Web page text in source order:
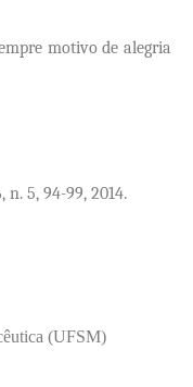
motivo de alegria
5, 94-99, 2014.
(UFSM)